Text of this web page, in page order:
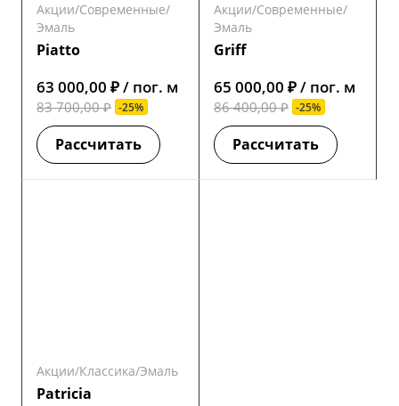
Акции/Современные/
Эмаль
Piatto
63 000,00 ₽ / пог. м
83 700,00 ₽ -25%
Рассчитать
Акции/Современные/
Эмаль
Griff
65 000,00 ₽ / пог. м
86 400,00 ₽ -25%
Рассчитать
Акции/Классика/Эмаль
Patricia